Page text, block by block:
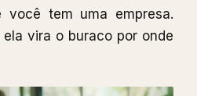
você tem uma empresa.
vira o buraco por onde